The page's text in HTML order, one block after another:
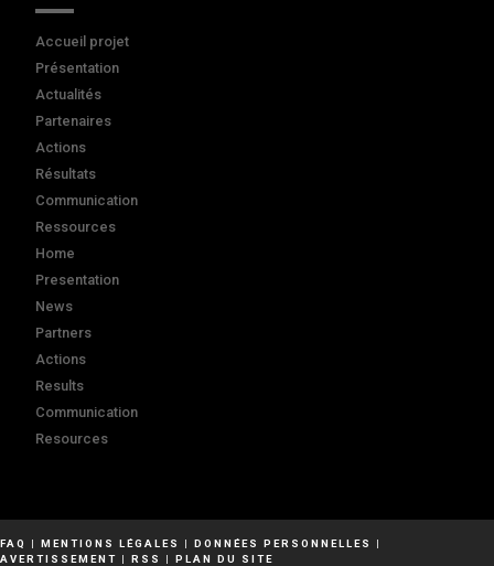
Accueil projet
Présentation
Actualités
Partenaires
Actions
Résultats
Communication
Ressources
Home
Presentation
News
Partners
Actions
Results
Communication
Resources
FAQ | MENTIONS LÉGALES | DONNÉES PERSONNELLES
|
AVERTISSEMENT | RSS | PLAN DU SITE